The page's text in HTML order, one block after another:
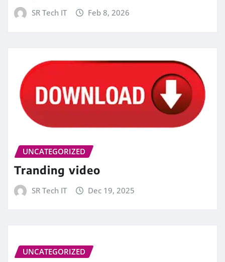
SR Tech IT Feb 8, 2026
UNCATEGORIZED
Tranding video
SR Tech IT Dec 19, 2025
UNCATEGORIZED